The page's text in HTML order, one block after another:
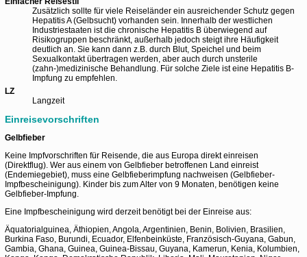
Zusätzlich sollte für viele Reiseländer ein ausreichender Schutz gegen
Hepatitis A (Gelbsucht) vorhanden sein. Innerhalb der westlichen
Industriestaaten ist die chronische Hepatitis B überwiegend auf
Risikogruppen beschränkt, außerhalb jedoch steigt ihre Häufigkeit
deutlich an. Sie kann dann z.B. durch Blut, Speichel und beim
Sexualkontakt übertragen werden, aber auch durch unsterile
(zahn-)medizinische Behandlung. Für solche Ziele ist eine Hepatitis B-
Impfung zu empfehlen.
LZ
Langzeit
Einreisevorschriften
Gelbfieber
Keine Impfvorschriften für Reisende, die aus Europa direkt einreisen
(Direktflug). Wer aus einem von Gelbfieber betroffenen Land einreist
(Endemiegebiet), muss eine Gelbfieberimpfung nachweisen (Gelbfieber-
Impfbescheinigung). Kinder bis zum Alter von 9 Monaten, benötigen keine
Gelbfieber-Impfung.
Eine Impfbescheinigung wird derzeit benötigt bei der Einreise aus:
Äquatorialguinea, Äthiopien, Angola, Argentinien, Benin, Bolivien, Brasilien,
Burkina Faso, Burundi, Ecuador, Elfenbeinküste, Französisch-Guyana, Gabun,
Gambia, Ghana, Guinea, Guinea-Bissau, Guyana, Kamerun, Kenia, Kolumbien,